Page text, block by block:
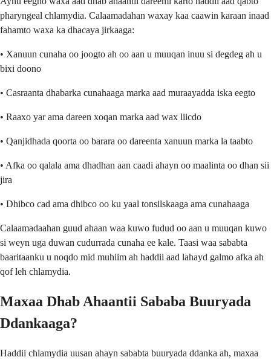
pharyngeal chlamydia. Calaamadahan waxay kaa caawin karaan inaad
fahamto waxa ka dhacaya jirkaaga:
• Xanuun cunaha oo joogto ah oo aan u muuqan inuu si degdeg ah u
bixi doono
• Casraanta dhabarka cunahaaga marka aad muraayadda iska eegto
• Raaxo yar ama dareen xoqan marka aad wax liicdo
• Qanjidhada qoorta oo barara oo dareenta xanuun marka la taabto
• Afka oo qalala ama dhadhan aan caadi ahayn oo maalinta oo dhan sii
jira
• Dhibco cad ama dhibco oo ku yaal tonsilskaaga ama cunahaaga
Calaamadaahan guud ahaan waa kuwo fudud oo aan u muuqan kuwo
si weyn uga duwan cudurrada cunaha ee kale. Taasi waa sababta
baaritaanku u noqdo mid muhiim ah haddii aad lahayd galmo afka ah
qof leh chlamydia.
Maxaa Dhab Ahaantii Sababa Buuryada
Ddankaaga?
Haddii chlamydia uusan ahayn sababta buuryada ddanka ah, maxaa